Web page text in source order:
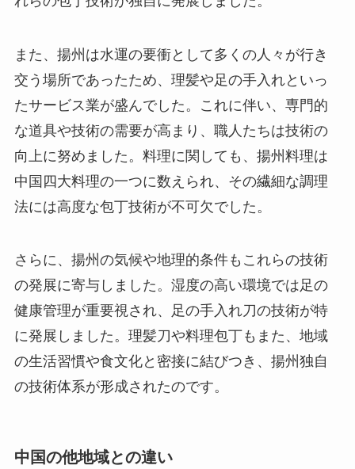
また、揚州は水運の要衝として多くの人々が行き
交う場所であったため、理髪や足の手入れといっ
たサービス業が盛んでした。これに伴い、専門的
な道具や技術の需要が高まり、職人たちは技術の
向上に努めました。料理に関しても、揚州料理は
中国四大料理の一つに数えられ、その繊細な調理
法には高度な包丁技術が不可欠でした。
さらに、揚州の気候や地理的条件もこれらの技術
の発展に寄与しました。湿度の高い環境では足の
健康管理が重要視され、足の手入れ刀の技術が特
に発展しました。理髪刀や料理包丁もまた、地域
の生活習慣や食文化と密接に結びつき、揚州独自
の技術体系が形成されたのです。
中国の他地域との違い